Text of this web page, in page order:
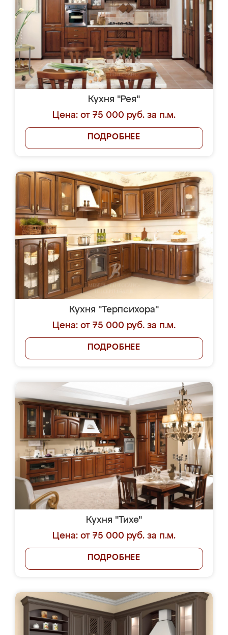
Кухня "Рея"
Цена: от 75 000 руб. за п.м.
ПОДРОБНЕЕ
Кухня "Терпсихора"
Цена: от 75 000 руб. за п.м.
ПОДРОБНЕЕ
Кухня "Тихе"
Цена: от 75 000 руб. за п.м.
ПОДРОБНЕЕ